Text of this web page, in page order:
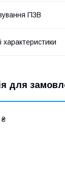
ПЗВ
характеристики
для
₴